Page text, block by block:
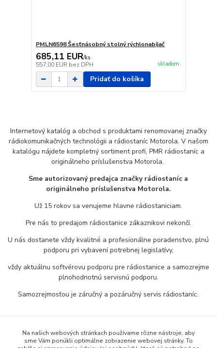
PMLN6598 Šesťnásobný stolný rýchlonabíjač
685,11 EUR/ks
557,00 EUR bez DPH skladom
Pridať do košíka
Internetový katalóg a obchod s produktami renomovanej značky
rádiokomunikačných technológii a rádiostaníc Motorola. V našom
katalógu nájdete kompletný sortiment profi, PMR rádiostaníc a
originálneho príslušenstva Motorola.
Sme autorizovaný predajca značky rádiostaníc a
originálneho príslušenstva Motorola.
Už 15 rokov sa venujeme hlavne rádiostaniciam.
Pre nás to predajom rádiostanice zákaznikovi nekončí.
U nás dostanete vždy kvalitné a profesionálne poradenstvo, plnú
podporu pri vybavení potrebnej legislatívy,
vždy aktuálnu softvérovu podporu pre rádiostanice a samozrejme
plnohodnotnú servisnú podporu.
Samozrejmosťou je záručný a pozáručný servis rádiostaníc.
Na našich webových stránkach používame rôzne nástroje, aby
sme Vám ponúkli optimálne zobrazenie webovej stránky. To